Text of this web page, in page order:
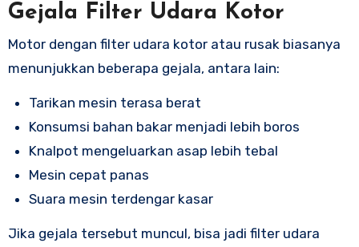
Gejala Filter Udara Kotor
Motor dengan filter udara kotor atau rusak biasanya
menunjukkan beberapa gejala, antara lain:
Tarikan mesin terasa berat
Konsumsi bahan bakar menjadi lebih boros
Knalpot mengeluarkan asap lebih tebal
Mesin cepat panas
Suara mesin terdengar kasar
Jika gejala tersebut muncul, bisa jadi filter udara